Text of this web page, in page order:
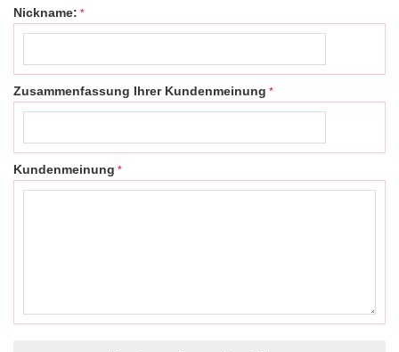
Nickname:
Zusammenfassung Ihrer Kundenmeinung
Kundenmeinung